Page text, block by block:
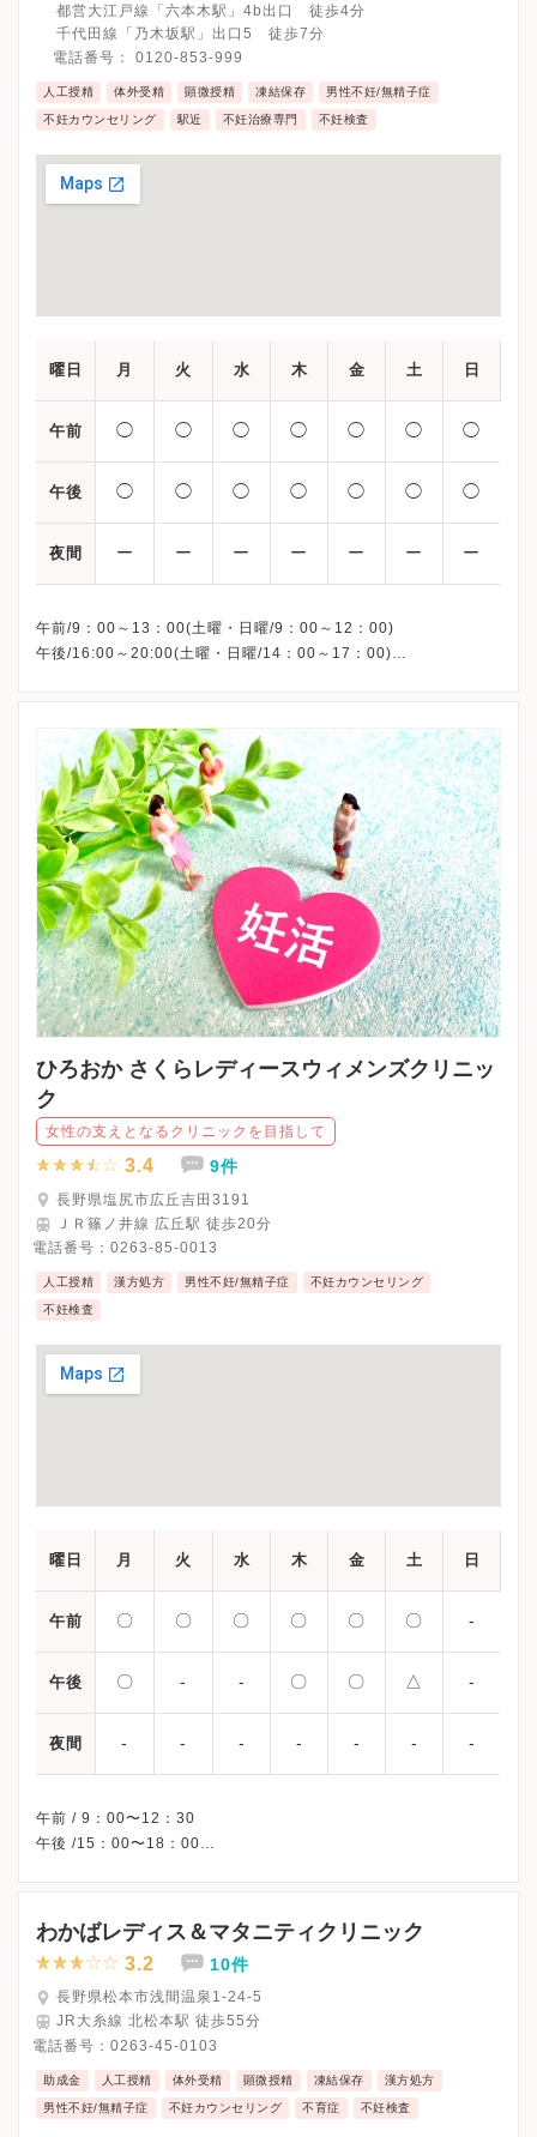
いしている等）
A：キャッシュレス決済導入しております。
原則、診察の待ち時間は車中待機とし、呼び出しホンで順番にな
りましたらお呼びしております。
る方へのお願い
A：取りうる限りの万全の対策を実施しておりますのでどうぞご安
A：マスク、キャップ、防護メガネの着用。
手洗いの励行、時差出勤、在宅ワークの推進を行っております。
り換気を行なっています。
Q：院内消毒は一日にどのくらいされていますか？
す。
A：しています。
Q：患者の付き添い人の来院は可能にされていますか？
A：付き添い人様の同伴をお断りしております。
Q：各エリアに消毒液を置き、患者が自由に使えるようにされてい
ますか？
A：しています。
Q：受付に飛散防止用アクリル板やシートを設置されていますか？
都営大江戸線「六本木駅」4b出口 徒歩4分
千代田線「乃木坂駅」出口5 徒歩7分
電話番号： 0120-853-999
人工授精 体外受精 顕微授精 凍結保存 男性不妊/無精子症
不妊カウンセリング 駅近 不妊治療専門 不妊検査
曜日 月 火 水 木 金 土 日
午前 ◯ ◯ ◯ ◯ ◯ ◯ ◯
午後 ◯ ◯ ◯ ◯ ◯ ◯ ◯
夜間 ー ー ー ー ー ー ー
午前/9：00～13：00(土曜・日曜/9：00～12：00)
午後/16:00～20:00(土曜・日曜/14：00～17：00)
ひろおか さくらレディースウィメンズクリニッ
ク
女性の支えとなるクリニックを目指して
3.4 9件
長野県塩尻市広丘吉田3191
ＪＲ篠ノ井線 広丘駅 徒歩20分
電話番号： 0263-85-0013
人工授精 漢方処方 男性不妊/無精子症 不妊カウンセリング
不妊検査
曜日 月 火 水 木 金 土 日
午前 〇 〇 〇 〇 〇 〇 -
午後 〇 - - 〇 〇 △ -
夜間 - - - - - - -
午前 / 9：00〜12：30
午後 /15：00〜18：00
※土曜日午後は助産師外来のため、通常の診療はありません。
※詳細はクリニックHPを確認、または直接お問い合わせくださ
わかばレディス＆マタニティクリニック
3.2 10件
長野県松本市浅間温泉1-24-5
JR大糸線 北松本駅 徒歩55分
電話番号： 0263-45-0103
助成金 人工授精 体外受精 顕微授精 凍結保存 漢方処方
男性不妊/無精子症 不妊カウンセリング 不育症 不妊検査